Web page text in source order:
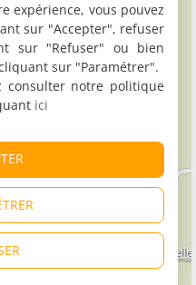
expérience, vous pouvez
sur "Accepter", refuser
sur "Refuser" ou bien
sur "Paramétrer".
consulter notre politique
ici